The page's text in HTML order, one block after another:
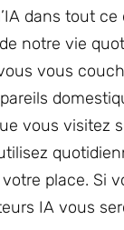
dans tout
notre vie
vous
vous visitez
place. Si
IA vous